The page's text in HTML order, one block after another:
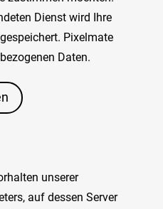
Dienst wird Ihre
Pixelmate
Daten.
unserer
auf dessen Server